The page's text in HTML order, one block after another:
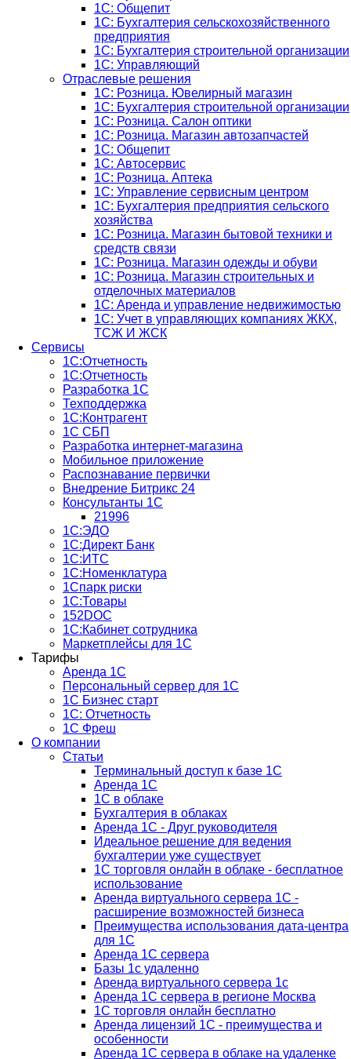
1С: Общепит
1С: Бухгалтерия сельскохозяйст­венного
предприятия
1С: Бухгалтерия строительной организации
1С: Управляющий
Отраслевые решения
1С: Розница. Ювелирный магазин
1С: Бухгалтерия строительной организации
1С: Розница. Салон оптики
1С: Розница. Магазин автозапчастей
1C: Общепит
1С: Автосервис
1С: Розница. Аптека
1С: Управление сервисным центром
1С: Бухгалтерия предприятия сельского
хозяйства
1С: Розница. Магазин бытовой техники и
средств связи
1С: Розница. Магазин одежды и обуви
1С: Розница. Магазин строительных и
отделочных материалов
1С: Аренда и управление недвижимостью
1C: Учет в управляющих компаниях ЖКХ,
ТСЖ И ЖСК
Сервисы
1С:Отчетность
1С:Отчетность
Разработка 1С
Техподдержка
1С:Контрагент
1С СБП
Разработка интернет-магазина
Мобильное приложение
Распознавание первички
Внедрение Битрикс 24
Консультанты 1С
21996
1С:ЭДО
1С:Директ Банк
1С:ИТС
1С:Номенклатура
1Спарк риски
1С:Товары
152DOC
1С:Кабинет сотрудника
Маркетплейсы для 1С
Тарифы
Аренда 1С
Персональный сервер для 1С
1С Бизнес старт
1С: Отчетность
1C Фреш
О компании
Статьи
Терминальный доступ к базе 1С
Аренда 1С
1С в облаке
Бухгалтерия в облаках
Аренда 1С - Друг руководителя
Идеальное решение для ведения
бухгалтерии уже существует
1С торговля онлайн в облаке - бесплатное
использование
Аренда виртуального сервера 1С -
расширение возможностей бизнеса
Преимущества использования дата-центра
для 1С
Аренда 1С сервера
Базы 1с удаленно
Аренда виртуального сервера 1с
Аренда 1С сервера в регионе Москва
1С торговля онлайн бесплатно
Аренда лицензий 1С - преимущества и
особенности
Аренда 1С сервера в облаке на удаленке